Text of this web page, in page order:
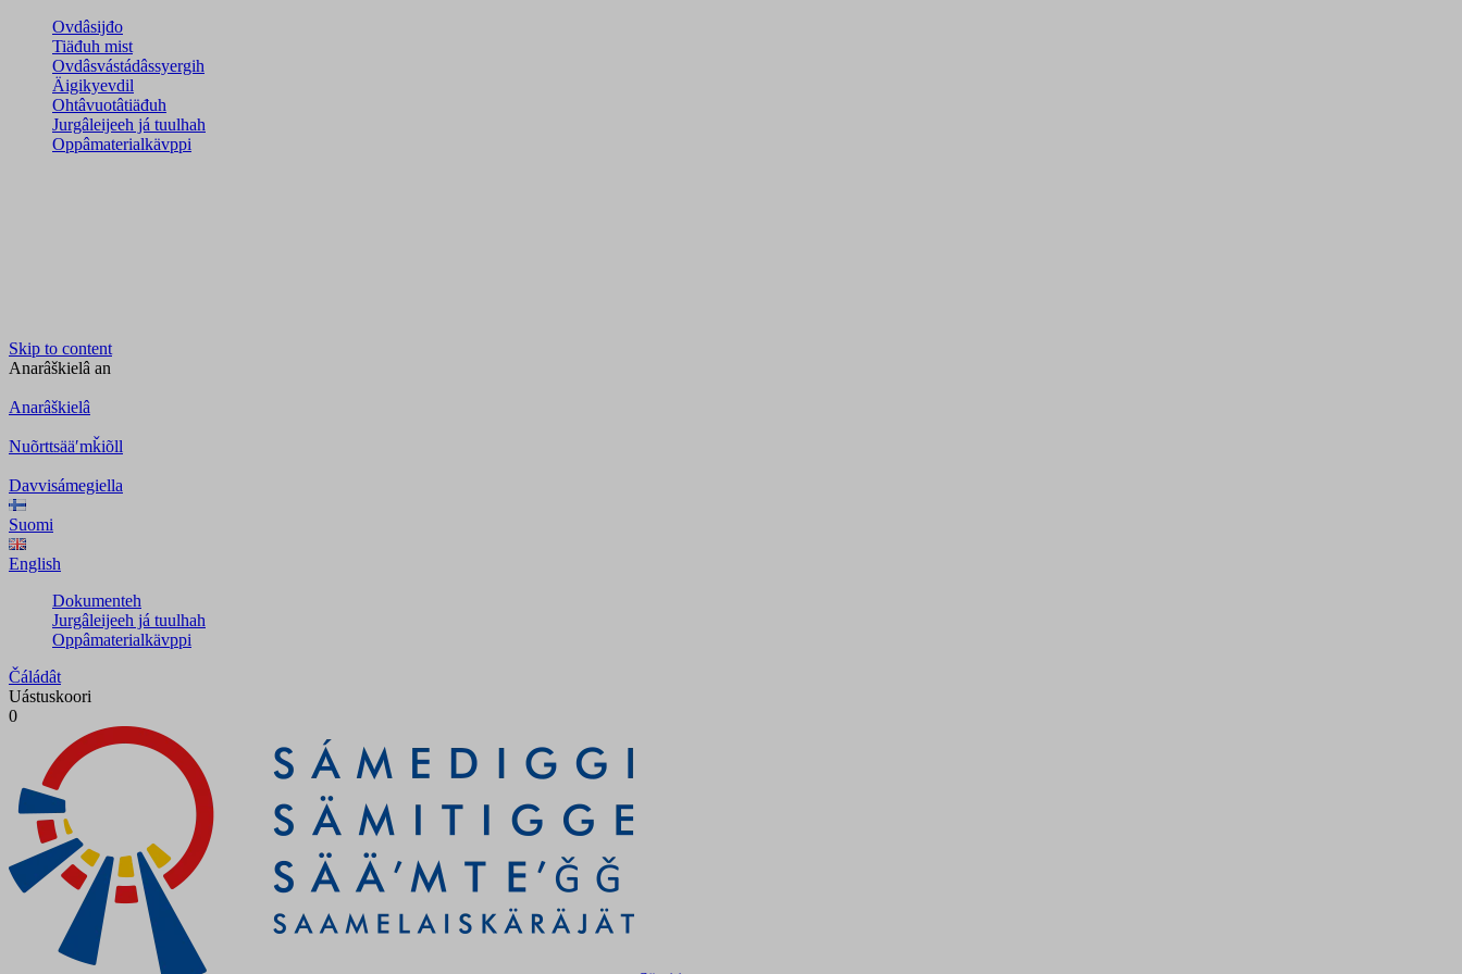
Ovdâsijđo
Tiäđuh mist
Ovdâsvástádâssyergih
Äigikyevdil
Ohtâvuotâtiäđuh
Jurgâleijeeh já tuulhah
Oppâmaterialkävppi
Skip to content
Anarâškielâ an
Anarâškielâ
Nuõrttsääʹmǩiõll
Davvisámegiella
Suomi
English
Dokumenteh
Jurgâleijeeh já tuulhah
Oppâmaterialkävppi
Čáládât
Uástuskoori
0